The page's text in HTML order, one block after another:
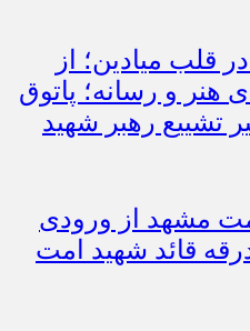
قلب میادین؛ از
هنر و رسانه؛ پاتوق
تشییع رهبر شهید
مشهد از ورودی
قائد شهید امت